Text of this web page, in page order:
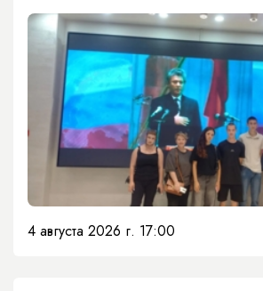
4 августа 2026 г. 17:00